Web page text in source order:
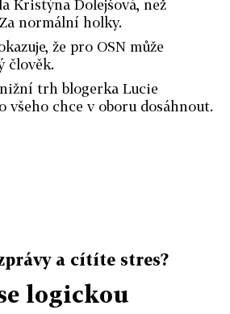
Kristýna Dolejšová, než
normální holky.
že pro OSN může
člověk.
trh blogerka Lucie
všeho chce v oboru dosáhnout.
a cítíte stres?
logickou